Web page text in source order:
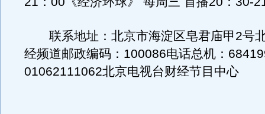
联系地址：北京市海淀区皂君庙甲2号
经频道邮政编码：100086电话总机：
01062111062北京电视台财经节目中心